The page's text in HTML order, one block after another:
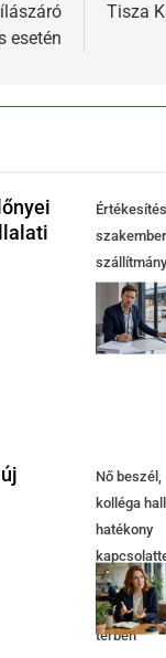
esetén
Tisza
és
szakma
irodájában
Nő beszél,
kolléga
hatékony
fényes
coworking
térben